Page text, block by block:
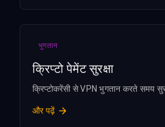
भुगतान
क्रिप्टो पेमेंट सुरक्षा
क्रिप्टोकरेंसी से VPN भुगतान करते समय
और पढ़ें